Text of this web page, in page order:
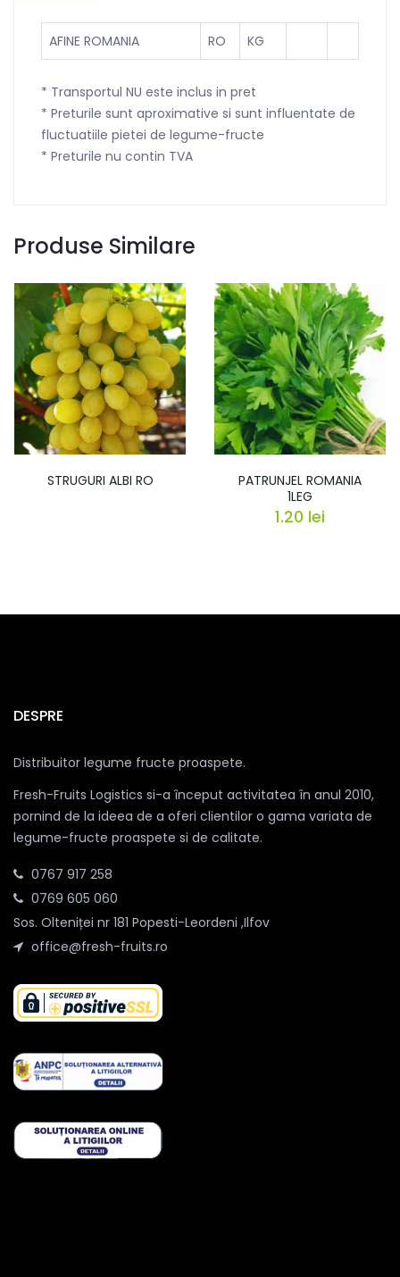
AFINE ROMANIA RO KG
* Transportul NU este inclus in pret
* Preturile sunt aproximative si sunt influentate de
fluctuatiile pietei de legume-fructe
* Preturile nu contin TVA
Produse Similare
STRUGURI ALBI RO
PATRUNJEL ROMANIA
1LEG
1.20 lei
DESPRE
Distribuitor legume fructe proaspete.
Fresh-Fruits Logistics si-a început activitatea în anul 2010,
pornind de la ideea de a oferi clientilor o gama variata de
legume-fructe proaspete si de calitate.
0767 917 258
0769 605 060
Sos. Olteniței nr 181 Popesti-Leordeni ,Ilfov
office@fresh-fruits.ro